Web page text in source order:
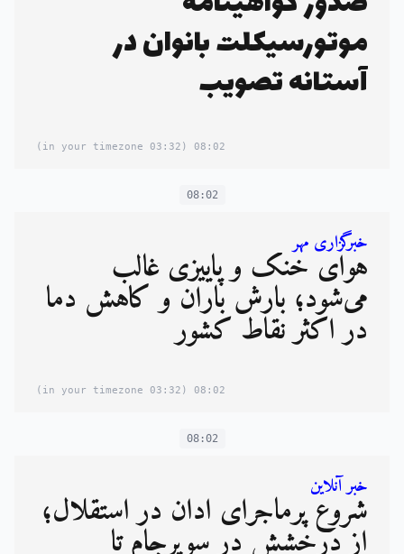
موتورسیکلت بانوان در
آستانه تصویب
08:02
(03:32 in your timezone)
08:02
خبرگزاری مهر
هوای خنک و پاییزی غالب
می‌شود؛ بارش باران و کاهش دما
در اکثر نقاط کشور
08:02
(03:32 in your timezone)
08:02
خبر آنلاین
شروع پرماجرای آدان در استقلال؛
از درخشش در سوپرجام تا